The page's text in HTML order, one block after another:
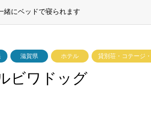
緒にベッドで寝られます
滋賀県 ホテル 貸別荘・コテージ
ビワドッグ